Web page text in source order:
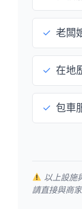
✓ 老闆
✓ 在地
✓ 包車
以上設施
請直接與商